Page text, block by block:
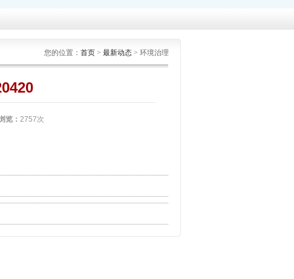
您的位置： 首页 > 最新动态 > 环境治理
览： 2757次